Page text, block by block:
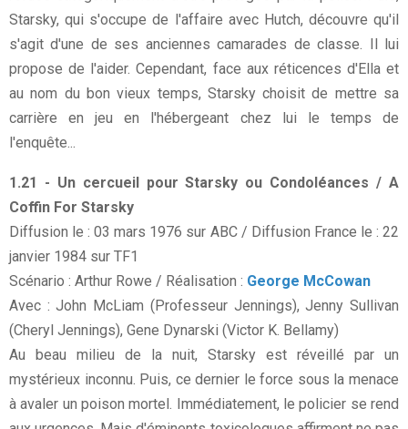
Starsky, qui s'occupe de l'affaire avec Hutch, découvre qu'il
s'agit d'une de ses anciennes camarades de classe. Il lui
propose de l'aider. Cependant, face aux réticences d'Ella et
au nom du bon vieux temps, Starsky choisit de mettre sa
carrière en jeu en l'hébergeant chez lui le temps de
l'enquête...
1.21 - Un cercueil pour Starsky ou Condoléances / A
Coffin For Starsky
Diffusion le : 03 mars 1976 sur ABC / Diffusion France le : 22
janvier 1984 sur TF1
Scénario : Arthur Rowe / Réalisation : George McCowan
Avec : John McLiam (Professeur Jennings), Jenny Sullivan
(Cheryl Jennings), Gene Dynarski (Victor K. Bellamy)
Au beau milieu de la nuit, Starsky est réveillé par un
mystérieux inconnu. Puis, ce dernier le force sous la menace
à avaler un poison mortel. Immédiatement, le policier se rend